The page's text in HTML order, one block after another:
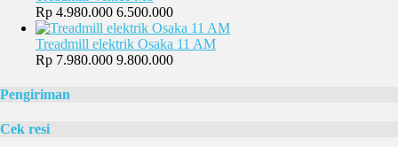
Rp 4.980.000 6.500.000
Treadmill elektrik Osaka 11 AM
Rp 7.980.000 9.800.000
Pengiriman
Cek resi